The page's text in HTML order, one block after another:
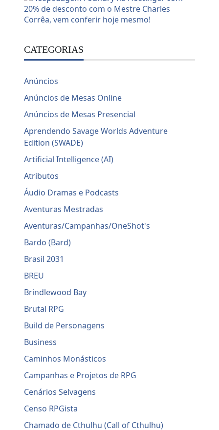
CATEGORIAS
Anúncios
Anúncios de Mesas Online
Anúncios de Mesas Presencial
Aprendendo Savage Worlds Adventure
Edition (SWADE)
Artificial Intelligence (AI)
Atributos
Áudio Dramas e Podcasts
Aventuras Mestradas
Aventuras/Campanhas/OneShot's
Bardo (Bard)
Brasil 2031
BREU
Brindlewood Bay
Brutal RPG
Build de Personagens
Business
Caminhos Monásticos
Campanhas e Projetos de RPG
Cenários Selvagens
Censo RPGista
Chamado de Cthulhu (Call of Cthulhu)